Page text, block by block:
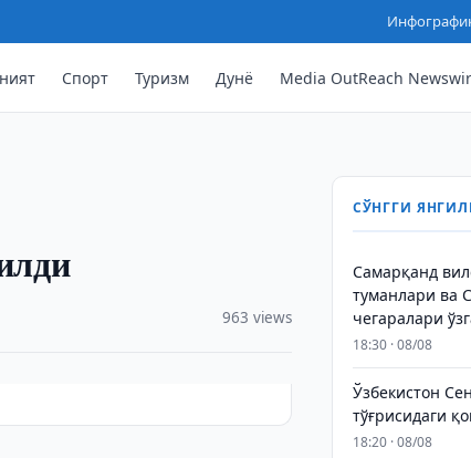
Спорт Туризм Дунё Media OutReach
963 views
СЎНГГИ
Самарқанд
туманлари ва
чегаралари
18:30 · 08/08
Ўзбекистон
тўғрисидаги
18:20 · 08/08